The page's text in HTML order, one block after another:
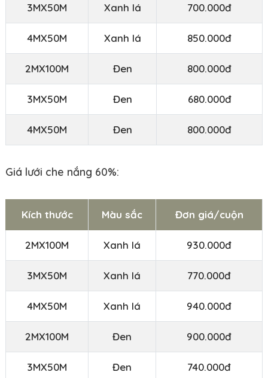
3MX50M Xanh lá 700.000đ
4MX50M Xanh lá 850.000đ
2MX100M Đen 800.000đ
3MX50M Đen 680.000đ
4MX50M Đen 800.000đ
Giá lưới che nắng 60%:
Kích thước Màu sắc Đơn giá/cuộn
2MX100M Xanh lá 930.000đ
3MX50M Xanh lá 770.000đ
4MX50M Xanh lá 940.000đ
2MX100M Đen 900.000đ
3MX50M Đen 740.000đ